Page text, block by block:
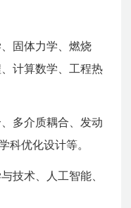
固体力学、燃烧
计算数学、工程热
多介质耦合、发动
科优化设计等。
技术、人工智能、